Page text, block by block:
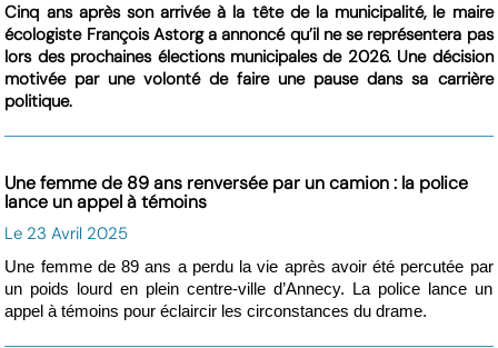
Cinq ans après son arrivée à la tête de la municipalité, le maire
écologiste François Astorg a annoncé qu’il ne se représentera pas
lors des prochaines élections municipales de 2026. Une décision
motivée par une volonté de faire une pause dans sa carrière
politique.
Une femme de 89 ans renversée par un camion : la police
lance un appel à témoins
Le 23 Avril 2025
Une femme de 89 ans a perdu la vie après avoir été percutée par
un poids lourd en plein centre-ville d’Annecy. La police lance un
appel à témoins pour éclaircir les circonstances du drame.